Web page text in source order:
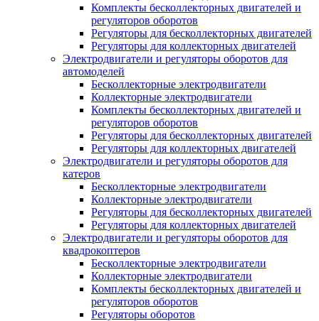
Комплекты бесколлекторных двигателей и
регуляторов оборотов
Регуляторы для бесколлекторных двигателей
Регуляторы для коллекторных двигателей
Электродвигатели и регуляторы оборотов для
автомоделей
Бесколлекторные электродвигатели
Коллекторные электродвигатели
Комплекты бесколлекторных двигателей и
регуляторов оборотов
Регуляторы для бесколлекторных двигателей
Регуляторы для коллекторных двигателей
Электродвигатели и регуляторы оборотов для
катеров
Бесколлекторные электродвигатели
Коллекторные электродвигатели
Регуляторы для бесколлекторных двигателей
Регуляторы для коллекторных двигателей
Электродвигатели и регуляторы оборотов для
квадрокоптеров
Бесколлекторные электродвигатели
Коллекторные электродвигатели
Комплекты бесколлекторных двигателей и
регуляторов оборотов
Регуляторы оборотов